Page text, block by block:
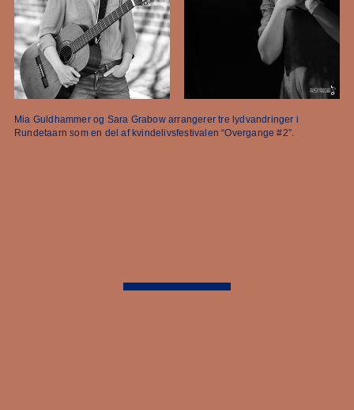
Mia Guldhammer og Sara Grabow arrangerer tre lydvandringer i
Rundetaarn som en del af kvindelivsfestivalen “Overgange #2”.